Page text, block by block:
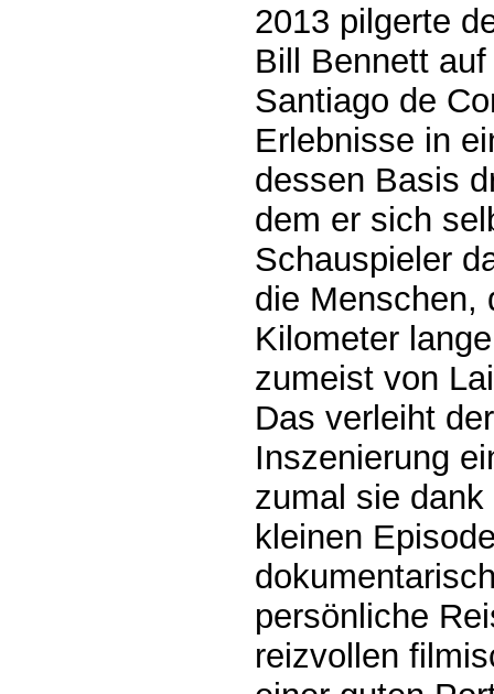
2013 pilgerte
Bill Bennett
Santiago de
Erlebnisse in
dessen Basis
dem er sich
Schauspieler
die Menschen,
Kilometer
zumeist von
Das verleiht
Inszenierung
zumal sie
kleinen
persönliche
reizvollen